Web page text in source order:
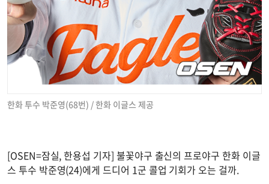
한화 투수 박준영(68번) / 한화 이글스 제공
[OSEN=잠실, 한용섭 기자] 불꽃야구 출신의 프로야구 한화 이글
스 투수 박준영(24)에게 드디어 1군 콜업 기회가 오는 걸까.